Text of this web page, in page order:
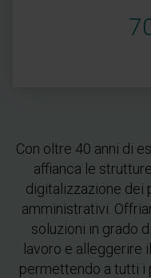
Con oltre 40 anni di
affianca le
digitalizzazione dei
amministrativi.
soluzioni in grado
lavoro e alleggerire
permettendo a tutti i